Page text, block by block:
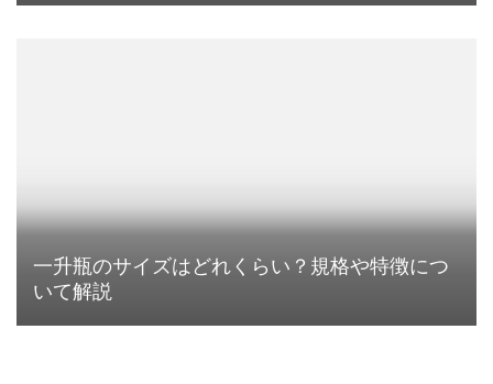
一升瓶のサイズはどれくらい？規格や特徴につ
いて解説